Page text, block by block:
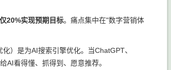
20%实现预期目标。痛点集中在"数字营销体
）是为AI搜索引擎优化。当ChatGPT、
AI看得懂、抓得到、愿意推荐。